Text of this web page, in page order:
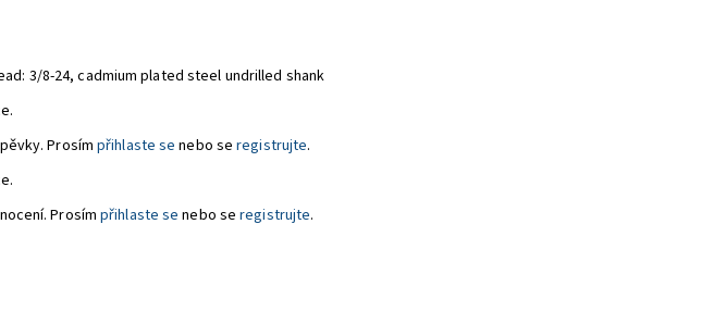
3/8-24, cadmium plated steel undrilled shank
Prosímpřihlaste se nebo seregistrujte.
Prosímpřihlaste se nebo seregistrujte.